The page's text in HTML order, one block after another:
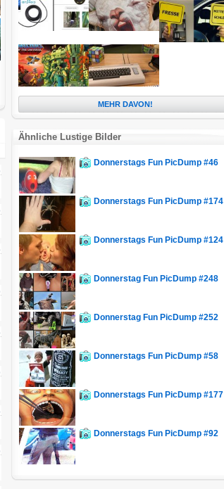
MEHR DAVON!
Ähnliche Lustige Bilder
Donnerstags Fun PicDump #46
Donnerstags Fun PicDump #174
Donnerstags Fun PicDump #124
Donnerstag Fun PicDump #248
Donnerstag Fun PicDump #252
Donnerstags Fun PicDump #58
Donnerstags Fun PicDump #177
Donnerstags Fun PicDump #92